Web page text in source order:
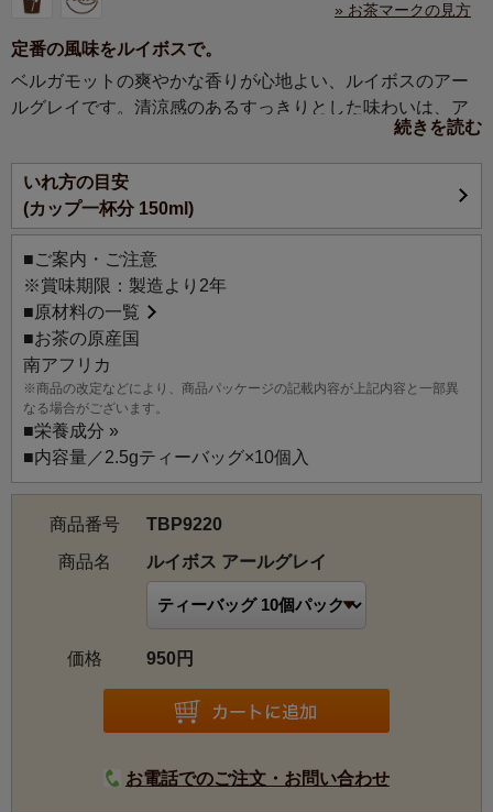
» お茶マークの見方
定番の風味をルイボスで。
ベルガモットの爽やかな香りが心地よい、ルイボスのアー
ルグレイです。清涼感のあるすっきりとした味わいは、ア
たくさんの人に愛される、アールグレイのルイボスです。
オフィスでも手軽にお楽しみいただけるティーバッグで
す。
※パッケージ裏側にティーバッグのおすすめのいれ方を掲
載しています。
続きを読む
いれ方の目安
(カップ一杯分 150ml)
■ご案内・ご注意
※賞味期限：製造より2年
■原材料の一覧
■お茶の原産国
南アフリカ
※商品の改定などにより、商品パッケージの記載内容が上記内容と一部異
なる場合がございます。
■栄養成分 »
■内容量／2.5gティーバッグ×10個入
商品番号
TBP9220
商品名
ルイボス アールグレイ
価格 950円
お電話でのご注文・お問い合わせ